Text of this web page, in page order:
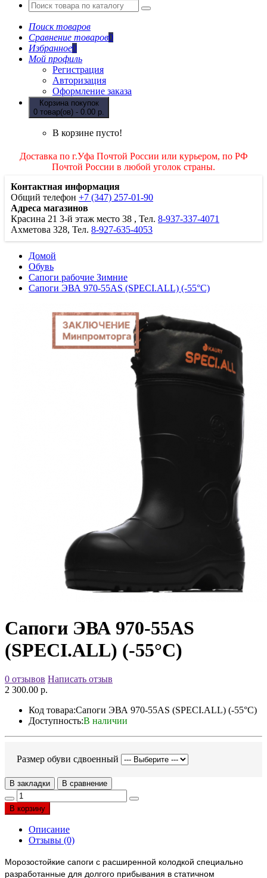
Поиск товаров
Сравнение товаров0
Избранное0
Мой профиль
Регистрация
Авторизация
Оформление заказа
Корзина покупок
0 товар(ов) - 0.00 р.
В корзине пусто!
Доставка по г.Уфа Почтой России или курьером, по РФ
Почтой России в любой уголок страны.
Контактная информация
Общий телефон +7 (347) 257-01-90
Адреса магазинов
Красина 21 3-й этаж место 38 , Тел. 8-937-337-4071
Ахметова 328, Тел. 8-927-635-4053
Домой
Обувь
Сапоги рабочие Зимние
Сапоги ЭВА 970-55AS (SPECI.ALL) (-55°С)
Сапоги ЭВА 970-55AS
(SPECI.ALL) (-55°С)
0 отзывов Написать отзыв
2 300.00 р.
Код товара:Сапоги ЭВА 970-55AS (SPECI.ALL) (-55°С)
Доступность:В наличии
Размер обуви сдвоенный
В закладки В сравнение
В корзину
Описание
Отзывы (0)
Морозостойкие сапоги с расширенной колодкой специально
разработанные для долгого прибывания в статичном